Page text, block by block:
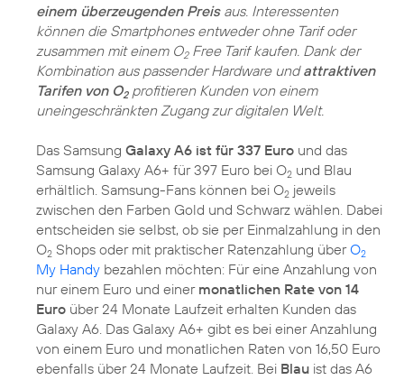
einem überzeugenden Preisaus. Interessenten
können die Smartphones entweder ohne Tarif oder
zusammen mit einem O2Free Tarif kaufen. Dank der
Kombination aus passender Hardware undattraktiven
Tarifen von O2profitieren Kunden von einem
uneingeschränkten Zugang zur digitalen Welt.
Das Samsung Galaxy A6 ist für 337 Euro und das
Samsung Galaxy A6+ für 397 Euro bei O2 und Blau
erhältlich. Samsung-Fans können bei O2 jeweils
zwischen den Farben Gold und Schwarz wählen. Dabei
entscheiden sie selbst, ob sie per Einmalzahlung in den
O2 Shops oder mit praktischer Ratenzahlung überO2
My Handy bezahlen möchten: Für eine Anzahlung von
nur einem Euro und einer monatlichen Rate von 14
Euro über 24 Monate Laufzeit erhalten Kunden das
Galaxy A6. Das Galaxy A6+ gibt es bei einer Anzahlung
von einem Euro und monatlichen Raten von 16,50 Euro
ebenfalls über 24 Monate Laufzeit. Bei Blau ist das A6